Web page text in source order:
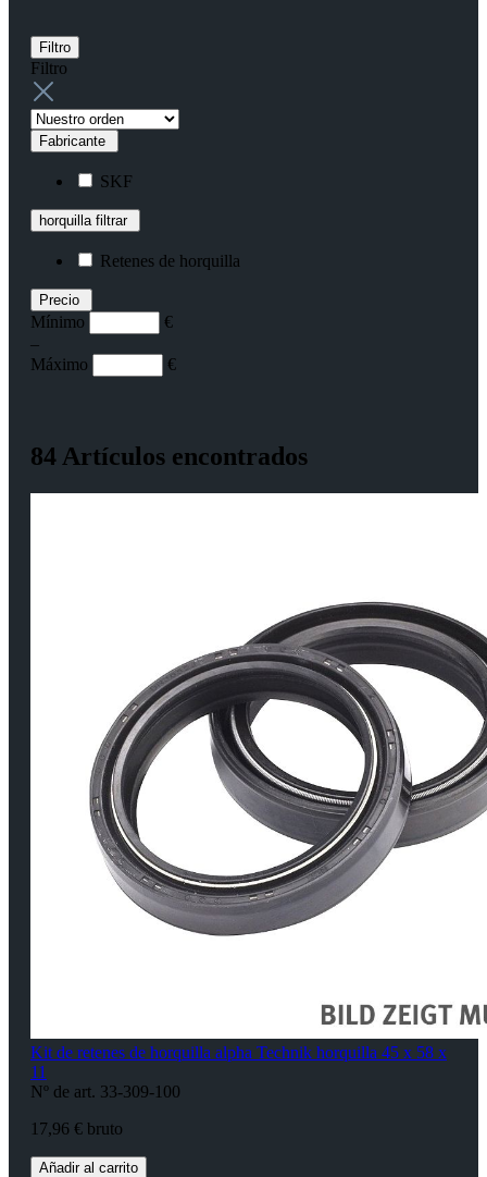
Filtro
Filtro
Fabricante
SKF
horquilla filtrar
Retenes de horquilla
Precio
Mínimo
€
–
Máximo
€
84 Artículos encontrados
Kit de retenes de horquilla alpha Technik horquilla 45 x 58 x
11
Nº de art. 33-309-100
17,96 € bruto
Añadir al carrito